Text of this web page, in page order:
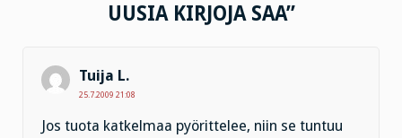
UUSIA KIRJOJA SAA”
Tuija L.
25.7.2009 21:08
Jos tuota katkelmaa pyörittelee, niin se tuntuu